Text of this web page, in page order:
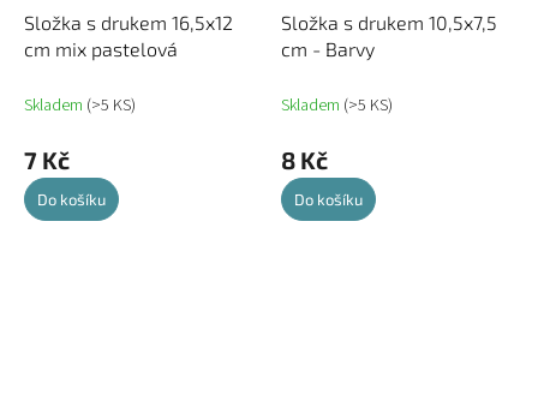
Složka s drukem 16,5x12
cm mix pastelová
Skladem (>5 KS)
7 Kč
Do košíku
Složka s drukem 10,5x7,5
cm - Barvy
Skladem (>5 KS)
8 Kč
Do košíku